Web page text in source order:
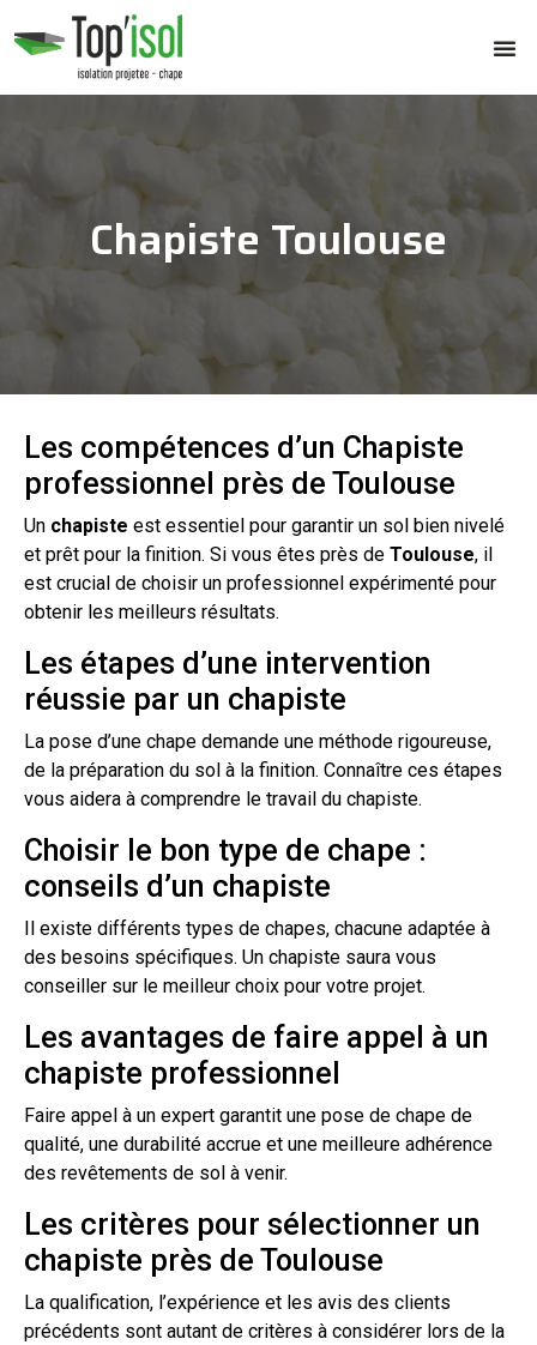
Chapiste Toulouse
Les compétences d’un Chapiste
professionnel près de Toulouse
Un chapiste est essentiel pour garantir un sol bien nivelé
et prêt pour la finition. Si vous êtes près de Toulouse, il
est crucial de choisir un professionnel expérimenté pour
obtenir les meilleurs résultats.
Les étapes d’une intervention
réussie par un chapiste
La pose d’une chape demande une méthode rigoureuse,
de la préparation du sol à la finition. Connaître ces étapes
vous aidera à comprendre le travail du chapiste.
Choisir le bon type de chape :
conseils d’un chapiste
Il existe différents types de chapes, chacune adaptée à
des besoins spécifiques. Un chapiste saura vous
conseiller sur le meilleur choix pour votre projet.
Les avantages de faire appel à un
chapiste professionnel
Faire appel à un expert garantit une pose de chape de
qualité, une durabilité accrue et une meilleure adhérence
des revêtements de sol à venir.
Les critères pour sélectionner un
chapiste près de Toulouse
La qualification, l’expérience et les avis des clients
précédents sont autant de critères à considérer lors de la